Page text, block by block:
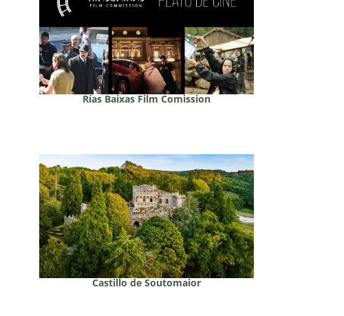
Rías Baixas Film Comission
Castillo de Soutomaior